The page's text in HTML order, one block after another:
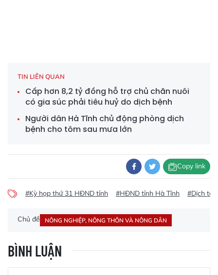
TIN LIÊN QUAN
Cấp hơn 8,2 tỷ đồng hỗ trợ chủ chăn nuôi
có gia súc phải tiêu huỷ do dịch bệnh
Người dân Hà Tĩnh chủ động phòng dịch
bệnh cho tôm sau mưa lớn
Copy link
#Kỳ họp thứ 31 HĐND tỉnh #HĐND tỉnh Hà Tĩnh #Dịch tả
Chủ đề NÔNG NGHIỆP, NÔNG THÔN VÀ NÔNG DÂN
BÌNH LUẬN